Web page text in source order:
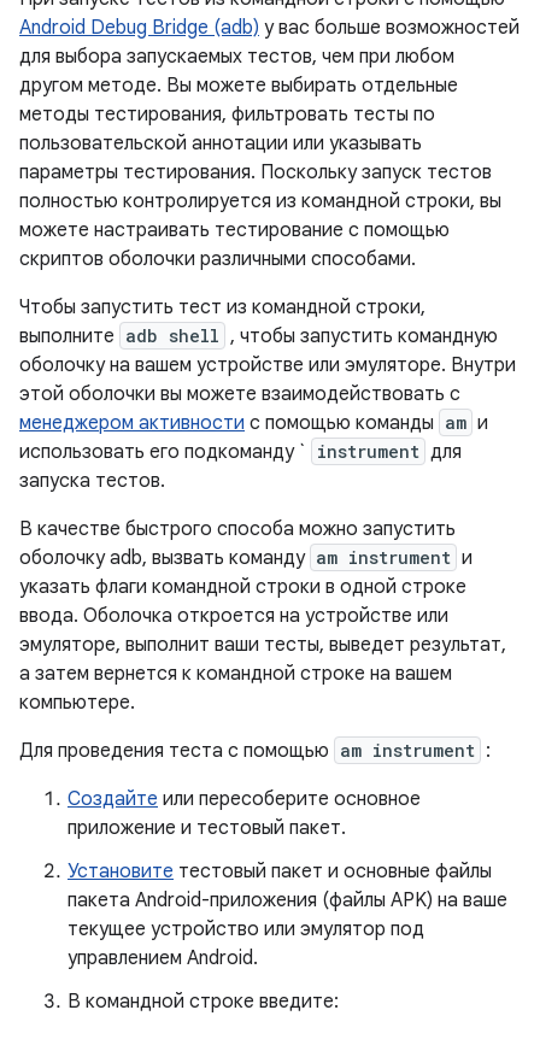
Android Debug Bridge (adb) у вас больше возможностей
для выбора запускаемых тестов, чем при любом
другом методе. Вы можете выбирать отдельные
методы тестирования, фильтровать тесты по
пользовательской аннотации или указывать
параметры тестирования. Поскольку запуск тестов
полностью контролируется из командной строки, вы
можете настраивать тестирование с помощью
скриптов оболочки различными способами.
Чтобы запустить тест из командной строки,
выполните adb shell , чтобы запустить командную
оболочку на вашем устройстве или эмуляторе. Внутри
этой оболочки вы можете взаимодействовать с
менеджером активности с помощью команды am и
использовать его подкоманду `
instrument для
запуска тестов.
В качестве быстрого способа можно запустить
оболочку adb, вызвать команду am instrument и
указать флаги командной строки в одной строке
ввода. Оболочка откроется на устройстве или
эмуляторе, выполнит ваши тесты, выведет результат,
а затем вернется к командной строке на вашем
компьютере.
Для проведения теста с помощью am instrument :
Создайте или пересоберите основное
приложение и тестовый пакет.
Установите тестовый пакет и основные файлы
пакета Android-приложения (файлы APK) на ваше
текущее устройство или эмулятор под
управлением Android.
В командной строке введите: